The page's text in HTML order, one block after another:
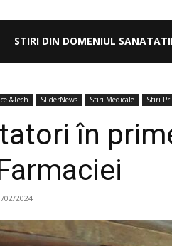
STIRI DIN DOMENIUL
&Tech SliderNews Stiri Medicale Stiri
în
02/2024